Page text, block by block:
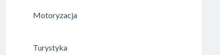
Motoryzacja
Turystyka